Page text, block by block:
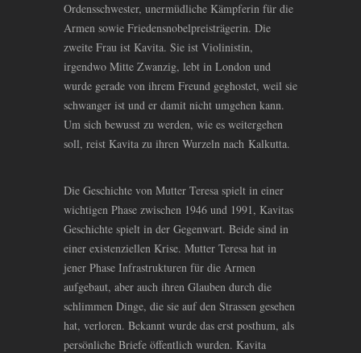
Ordensschwester, unermüdliche Kämpferin für die
Armen sowie Friedensnobelpreisträgerin. Die
zweite Frau ist Kavita. Sie ist Violinistin,
irgendwo Mitte Zwanzig, lebt in London und
wurde gerade von ihrem Freund geghostet, weil sie
schwanger ist und er damit nicht umgehen kann.
Um sich bewusst zu werden, wie es weitergehen
soll, reist Kavita zu ihren Wurzeln nach Kalkutta.
Die Geschichte von Mutter Teresa spielt in einer
wichtigen Phase zwischen 1946 und 1991, Kavitas
Geschichte spielt in der Gegenwart. Beide sind in
einer existenziellen Krise. Mutter Teresa hat in
jener Phase Infrastrukturen für die Armen
aufgebaut, aber auch ihren Glauben durch die
schlimmen Dinge, die sie auf den Strassen gesehen
hat, verloren. Bekannt wurde das erst posthum, als
persönliche Briefe öffentlich wurden. Kavita